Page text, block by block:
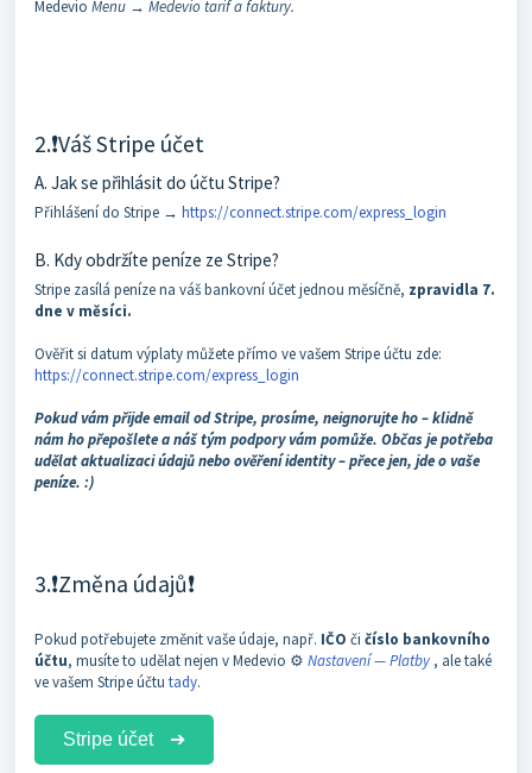
Medevio Menu → Medevio tarif a faktury.
2.❗Váš Stripe účet
A. Jak se přihlásit do účtu Stripe?
Přihlášení do Stripe → https://connect.stripe.com/express_login
B. Kdy obdržíte peníze ze Stripe?
Stripe zasílá peníze na váš bankovní účet jednou měsíčně, zpravidla 7.
dne v měsíci.
Ověřit si datum výplaty můžete přímo ve vašem Stripe účtu zde:
https://connect.stripe.com/express_login
Pokud vám přijde email od Stripe, prosíme, neignorujte ho – klidně
nám ho přepošlete a náš tým podpory vám pomůže. Občas je potřeba
udělat aktualizaci údajů nebo ověření identity – přece jen, jde o vaše
peníze. :)
3.❗Změna údajů❗
Pokud potřebujete změnit vaše údaje, např. IČO či číslo bankovního
účtu, musíte to udělat nejen v Medevio ⚙️ Nastavení — Platby , ale také
ve vašem Stripe účtu tady.
Stripe účet ➔